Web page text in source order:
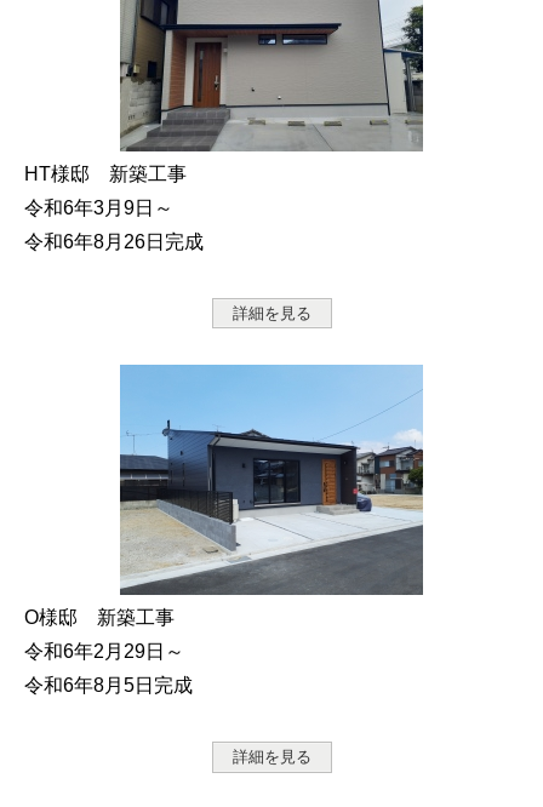
HT様邸 新築工事
令和6年3月9日～
令和6年8月26日完成
詳細を見る
O様邸 新築工事
令和6年2月29日～
令和6年8月5日完成
詳細を見る